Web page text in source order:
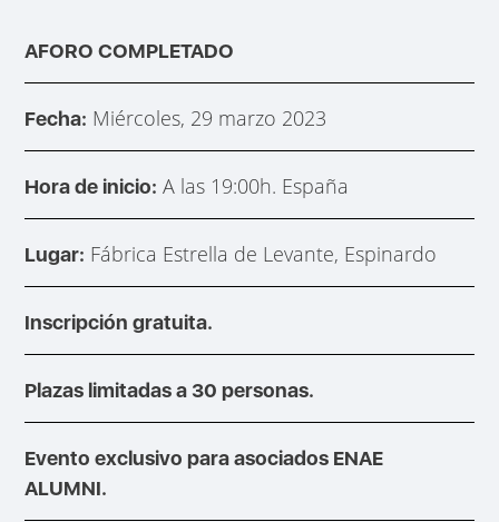
AFORO COMPLETADO
Fecha: Miércoles, 29 marzo 2023
Hora de inicio: A las 19:00h. España
Lugar: Fábrica Estrella de Levante, Espinardo
Inscripción gratuita.
Plazas limitadas a 30 personas.
Evento exclusivo para asociados ENAE
ALUMNI.